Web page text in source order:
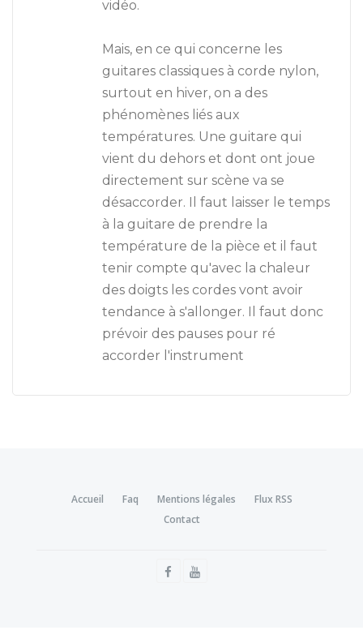
vidéo.
Mais, en ce qui concerne les
guitares classiques à corde nylon,
surtout en hiver, on a des
phénomènes liés aux
températures. Une guitare qui
vient du dehors et dont ont joue
directement sur scène va se
désaccorder. Il faut laisser le temps
à la guitare de prendre la
température de la pièce et il faut
tenir compte qu'avec la chaleur
des doigts les cordes vont avoir
tendance à s'allonger. Il faut donc
prévoir des pauses pour ré
accorder l'instrument
Accueil Faq Mentions légales
Flux RSS
Contact